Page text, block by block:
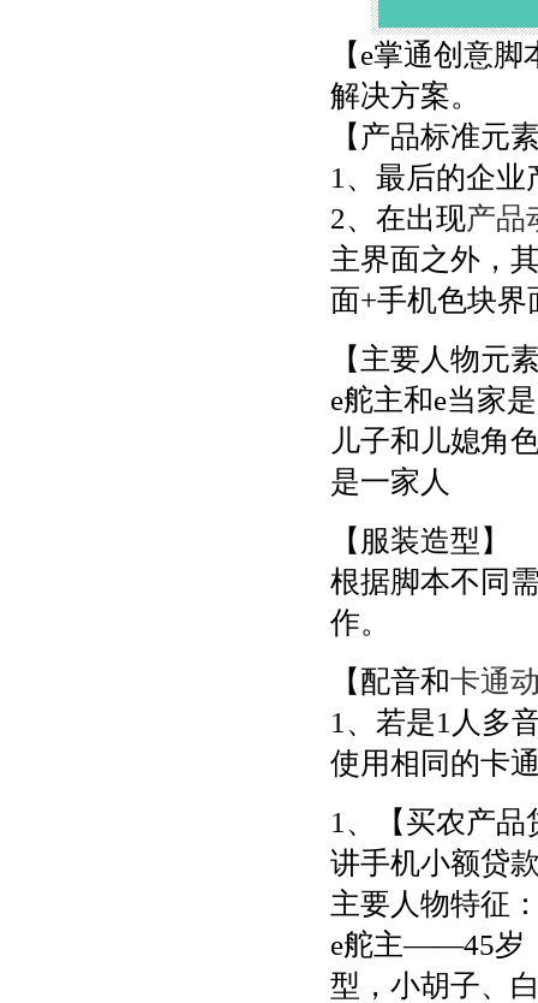
【e掌通创意
解决方案。
【产品标准元
1、最后的企业
2、在出现产品
主界面之外，
面+手机色块
【主要人物元
e舵主和e当家
儿子和儿媳角
是一家人
【服装造型】
根据脚本不同
作。
【配音和卡通
1、若是1人多
使用相同的卡
1、【买农产品
讲手机小额贷
主要人物特征
e舵主——45岁
型，小胡子、